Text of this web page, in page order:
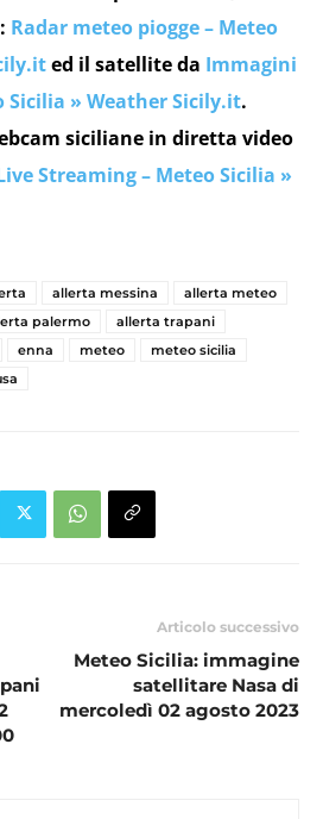
Radar meteo piogge – Meteo
ed il satellite da Immagini
Sicilia » Weather Sicily.it.
siciliane in diretta video
Streaming – Meteo Sicilia »
allerta messina
allerta meteo
palermo
allerta trapani
enna meteo
meteo sicilia
Articolo successivo
Meteo Sicilia: immagine
satellitare Nasa di
mercoledì 02 agosto 2023